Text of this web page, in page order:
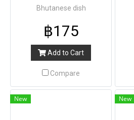
Bhutanese dish
฿175
Add to Cart
Compare
New New